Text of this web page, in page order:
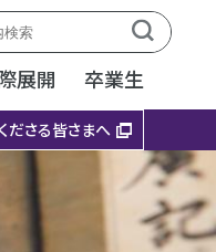
展開 卒業生
ださる皆さまへ